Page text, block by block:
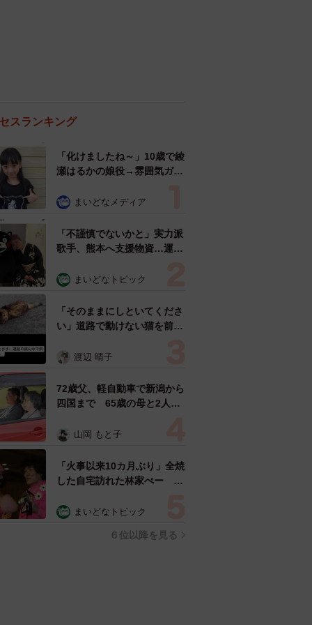
スランキング
「化けましたね～」10歳で綾
瀬はるかの娘役→雰囲気ガラ
雰囲気が」「宝塚に入れそ
まいどなメディア
「不謹慎でないかと」実力派
歌手、熊本へ支援物資…運搬
めらい 「痛いほど伝わる」
まいどなトピック
「そのままにしといてくださ
い」道路で動けない猫を前に
ようとした4日間 「命の重
表の訴え
渡辺 晴子
72歳父、軽自動車で新潟から
四国まで 65歳の母と2人で
憩まで分刻み… 「大学生で
山岡 もと子
「火事以来10カ月ぶり」全焼
した自宅訪れた林家ぺー 内
ン状態の部屋に呆然
まいどなトピック
６位以降を見る